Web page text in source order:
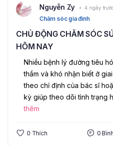
Nguyễn Zy 4 ngày
Chăm sóc gia đình
CHỦ ĐỘNG CHĂM SÓC
HÔM NAY
Nhiều bệnh lý đường tiêu
thầm và khó nhận biết ở
theo chỉ định của bác sĩ
kỳ giúp theo dõi tình trạng
thêm
0 Thích 0